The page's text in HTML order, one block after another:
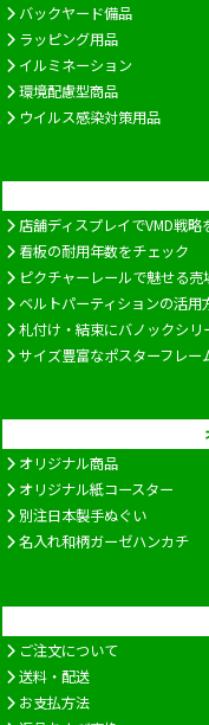
バックヤード備品
ラッピング用品
イルミネーション
環境配慮型商品
ウイルス感染対策用品
店舗ディスプレイでVMD戦略
看板の耐用年数をチェック
ピクチャーレールで魅せる売
ベルトパーティションの活用
札付け・結束にバノックシリ
サイズ豊富なポスターフレー
オリジナル商品
オリジナル紙コースター
別注日本製手ぬぐい
名入れ和柄ガーゼハンカチ
ご注文について
送料・配送
お支払方法